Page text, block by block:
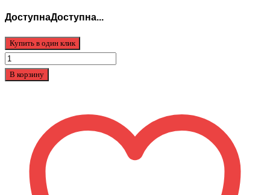
ДоступнаДоступна...
Купить в один клик
Количество
товара
(18*9.50-
В корзину